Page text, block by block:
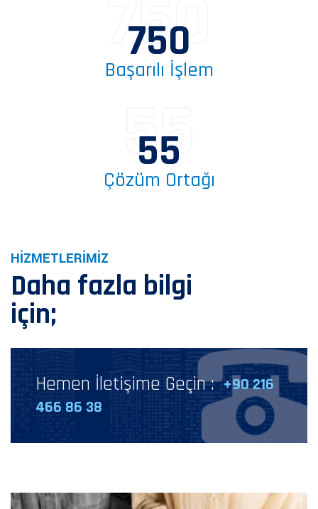
750
750
Başarılı İşlem
55
55
Çözüm Ortağı
HİZMETLERİMİZ
Daha fazla bilgi
için;
Hemen İletişime Geçin : +90 216
466 86 38